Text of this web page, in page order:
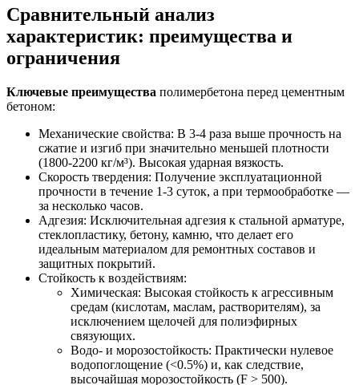
Сравнительный анализ
характеристик: преимущества и
ограничения
Ключевые преимущества полимербетона перед цементным
бетоном:
Механические свойства: В 3-4 раза выше прочность на
сжатие и изгиб при значительно меньшей плотности
(1800-2200 кг/м³). Высокая ударная вязкость.
Скорость твердения: Получение эксплуатационной
прочности в течение 1-3 суток, а при термообработке —
за несколько часов.
Адгезия: Исключительная адгезия к стальной арматуре,
стеклопластику, бетону, камню, что делает его
идеальным материалом для ремонтных составов и
защитных покрытий.
Стойкость к воздействиям:
Химическая: Высокая стойкость к агрессивным
средам (кислотам, маслам, растворителям), за
исключением щелочей для полиэфирных
связующих.
Водо- и морозостойкость: Практически нулевое
водопоглощение (<0.5%) и, как следствие,
высочайшая морозостойкость (F > 500).